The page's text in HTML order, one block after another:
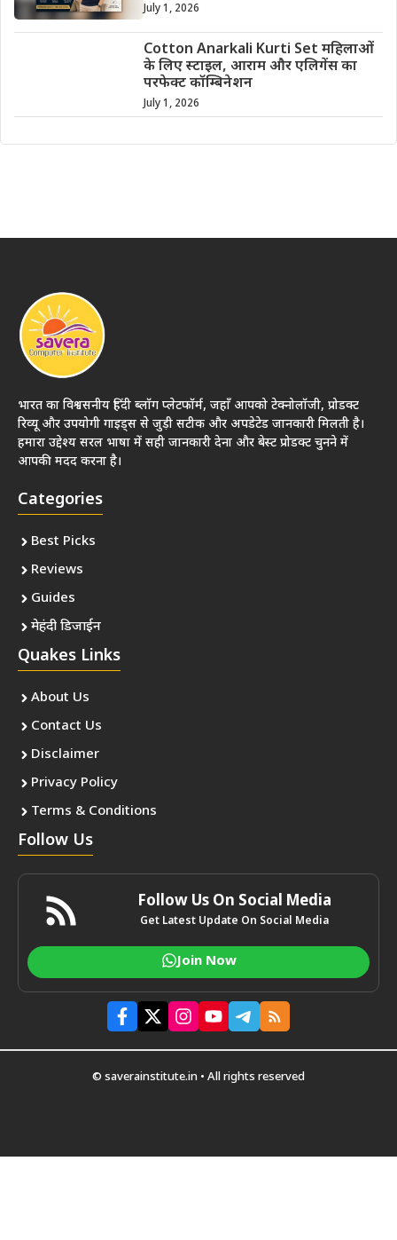
July 1, 2026
Cotton Anarkali Kurti Set महिलाओं
के लिए स्टाइल, आराम और एलिगेंस का
परफेक्ट कॉम्बिनेशन
July 1, 2026
भारत का विश्वसनीय हिंदी ब्लॉग प्लेटफॉर्म, जहाँ आपको टेक्नोलॉजी, प्रोडक्ट
रिव्यू और उपयोगी गाइड्स से जुड़ी सटीक और अपडेटेड जानकारी मिलती है।
हमारा उद्देश्य सरल भाषा में सही जानकारी देना और बेस्ट प्रोडक्ट चुनने में
आपकी मदद करना है।
Categories
Best Picks
Reviews
Guides
मेहंदी डिजाईन
Quakes Links
About Us
Contact Us
Disclaimer
Privacy Policy
Terms & Conditions
Follow Us
Follow Us On Social Media
Get Latest Update On Social Media
Join Now
© saverainstitute.in • All rights reserved